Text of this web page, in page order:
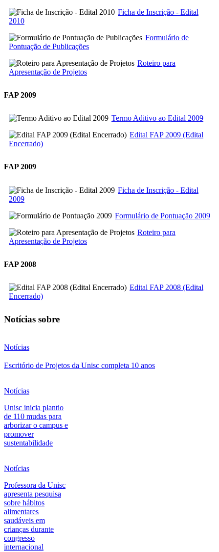
Ficha de Inscrição - Edital
2010
Formulário de
Pontuação de Publicações
Roteiro para
Apresentação de Projetos
FAP 2009
Termo Aditivo ao Edital 2009
Edital FAP 2009 (Edital
Encerrado)
FAP 2009
Ficha de Inscrição - Edital
2009
Formulário de Pontuação 2009
Roteiro para
Apresentação de Projetos
FAP 2008
Edital FAP 2008 (Edital
Encerrado)
Notícias sobre
Notícias
Escritório de Projetos da Unisc completa 10 anos
Notícias
Unisc inicia plantio
de 110 mudas para
arborizar o campus e
promover
sustentabilidade
Notícias
Professora da Unisc
apresenta pesquisa
sobre hábitos
alimentares
saudáveis em
crianças durante
congresso
internacional